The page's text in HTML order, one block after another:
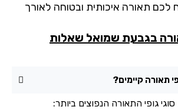
איכותית ובטוחה לאורך
בגבעת שמואל שאלות
קיימים?
התאורה הנפוצים ביותר: